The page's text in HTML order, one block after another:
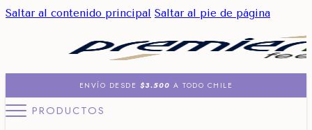
Saltar al contenido principal Saltar al pie de página
ENVÍO DESDE $3.500 A TODO CHILE
PRODUCTOS